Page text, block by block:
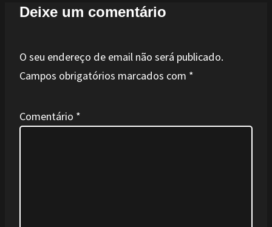
Deixe um comentário
O seu endereço de email não será publicado.
Campos obrigatórios marcados com *
Comentário *